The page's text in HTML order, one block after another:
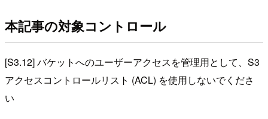
本記事の対象コントロール
[S3.12] バケットへのユーザーアクセスを管理用として、S3
アクセスコントロールリスト (ACL) を使用しないでくださ
い